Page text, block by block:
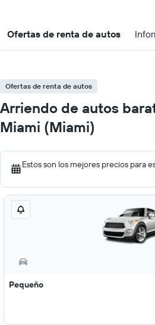
Ofertas de renta de autos
Ofertas de renta de autos
Arriendo de autos
Miami (Miami)
Estos son los mejores precios para
Pequeño